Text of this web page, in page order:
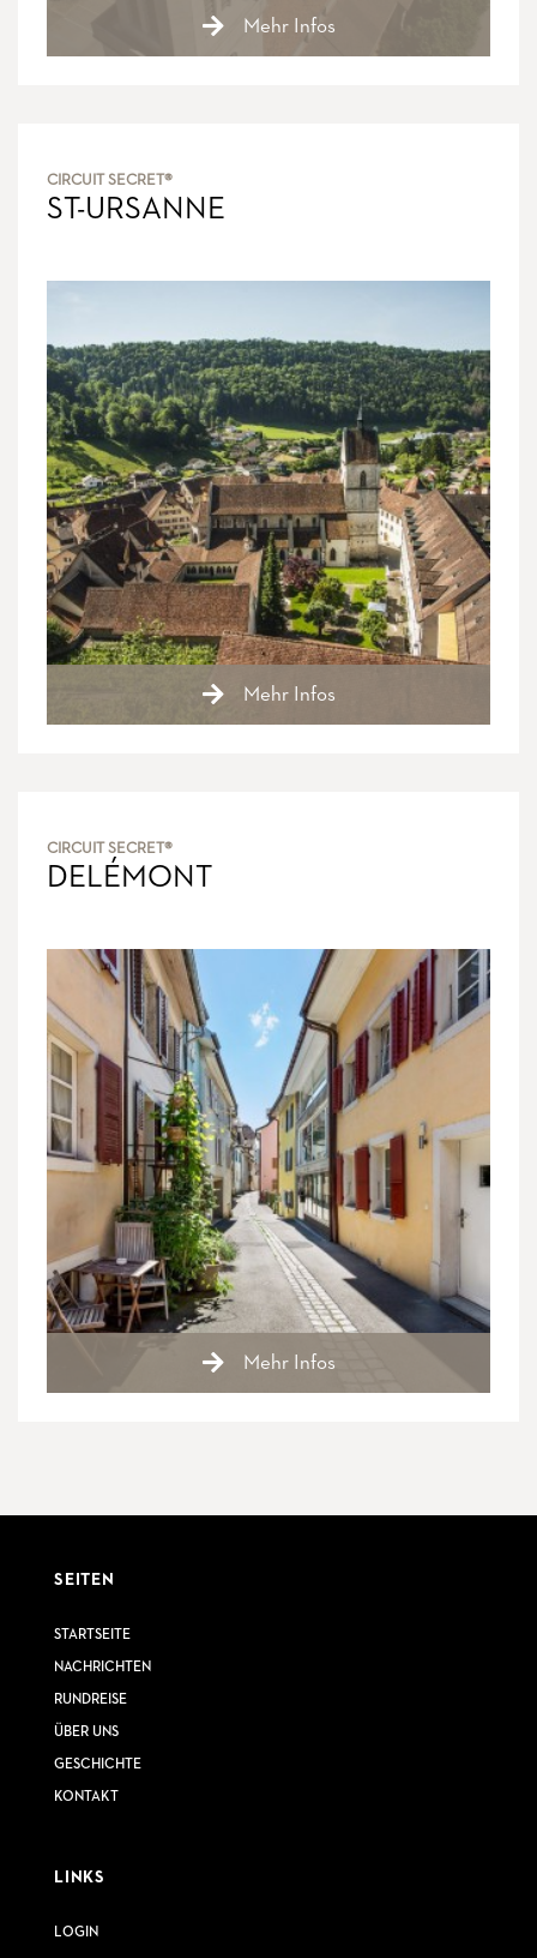
Mehr Infos
CIRCUIT SECRET®
ST-URSANNE
Mehr Infos
CIRCUIT SECRET®
DELÉMONT
Mehr Infos
SEITEN
STARTSEITE
NACHRICHTEN
RUNDREISE
ÜBER UNS
GESCHICHTE
KONTAKT
LINKS
LOGIN